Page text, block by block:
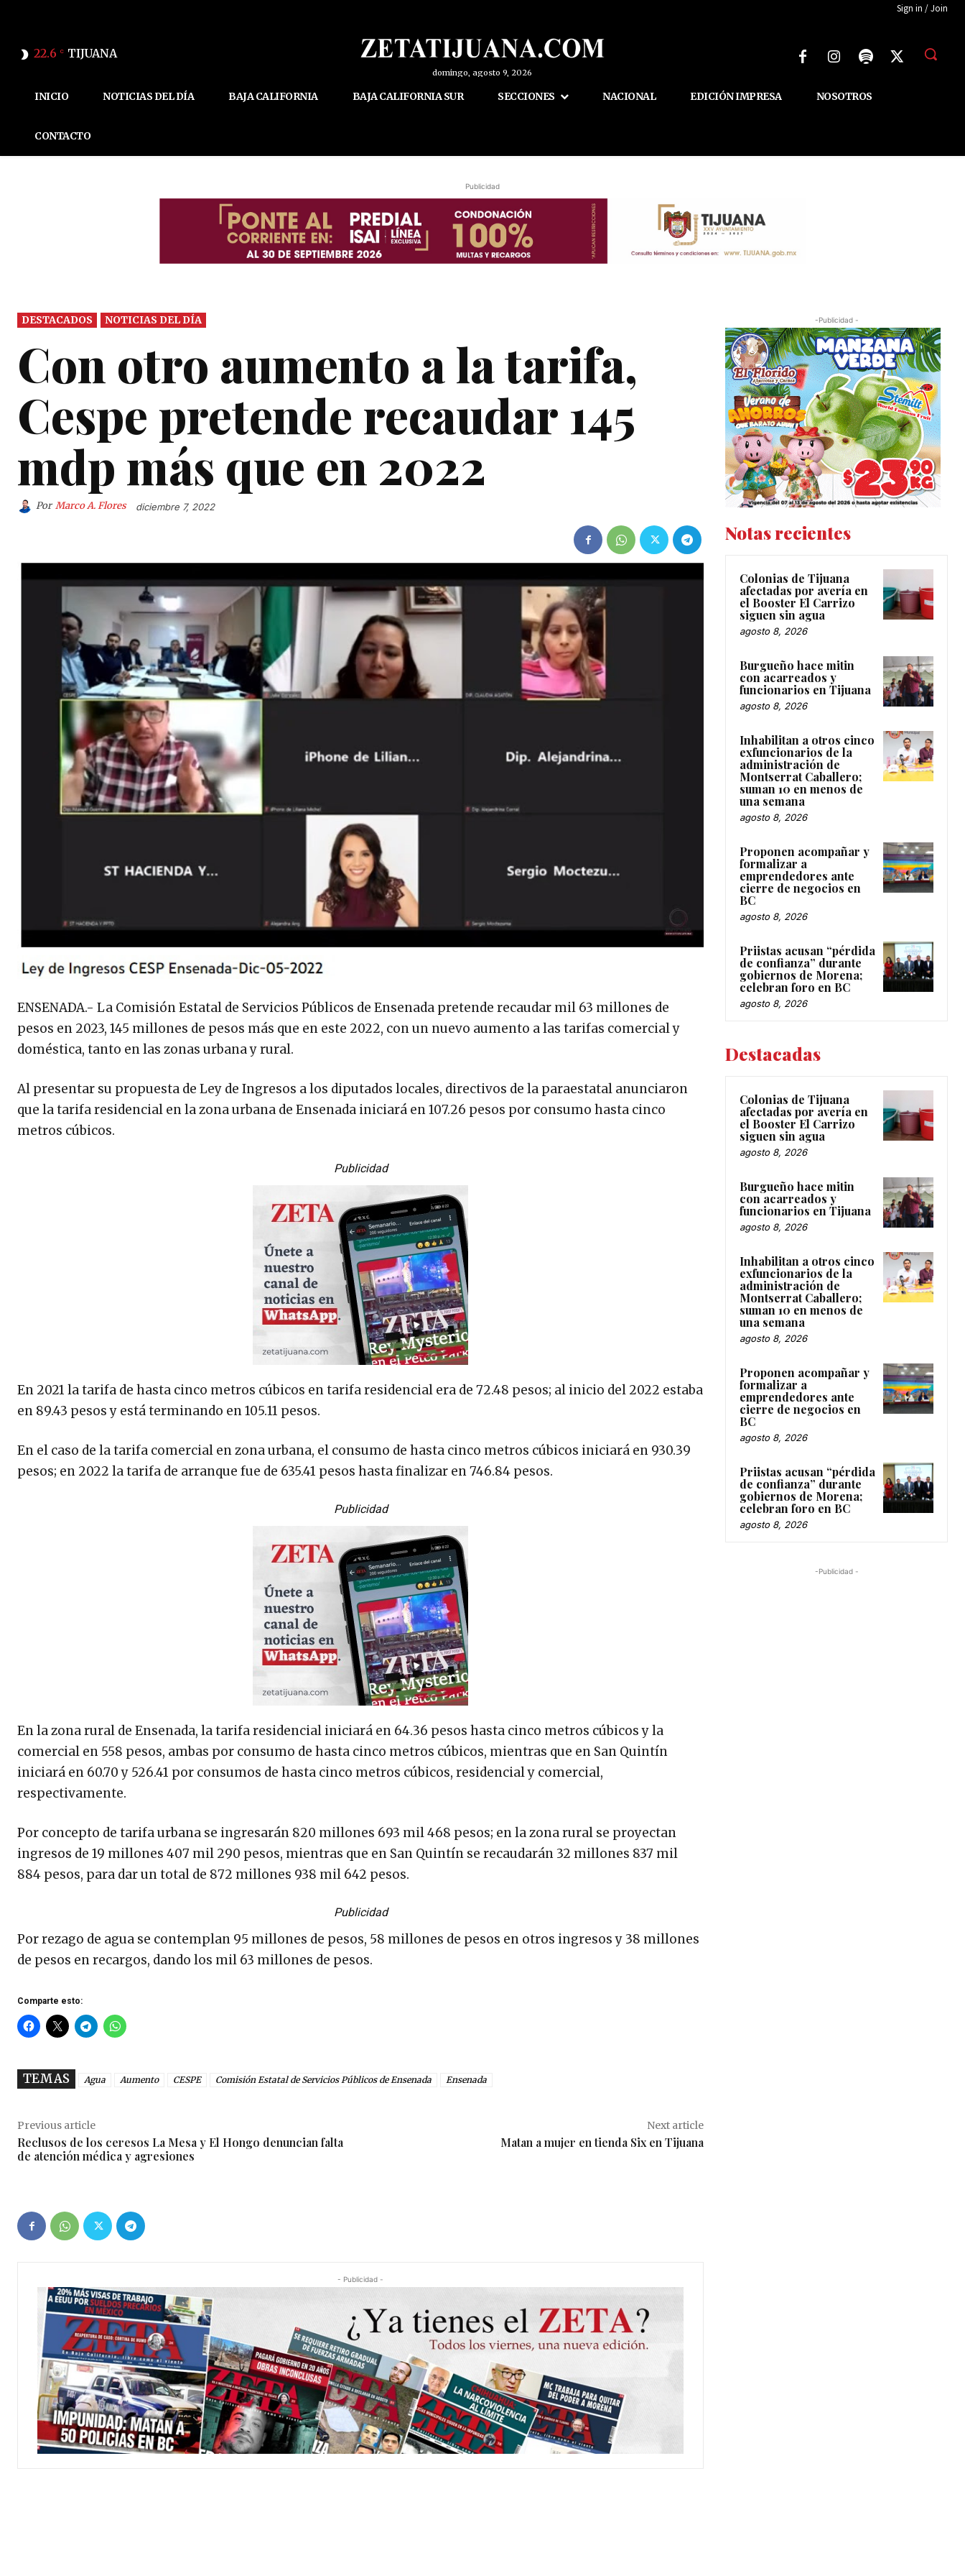
Sign in / Join
22.6 C TIJUANA
domingo, agosto 9, 2026
INICIO NOTICIAS DEL DÍA BAJA CALIFORNIA BAJA CALIFORNIA SUR SECCIONES NACIONAL EDICIÓN IMPRESA NOSOTROS
CONTACTO
Publicidad
DESTACADOS NOTICIAS DEL DÍA
Con otro aumento a la tarifa,
Cespe pretende recaudar 145
mdp más que en 2022
Por Marco A. Flores diciembre 7, 2022
ENSENADA.- La Comisión Estatal de Servicios Públicos de Ensenada pretende recaudar mil 63 millones de
pesos en 2023, 145 millones de pesos más que en este 2022, con un nuevo aumento a las tarifas comercial y
doméstica, tanto en las zonas urbana y rural.
Al presentar su propuesta de Ley de Ingresos a los diputados locales, directivos de la paraestatal anunciaron
que la tarifa residencial en la zona urbana de Ensenada iniciará en 107.26 pesos por consumo hasta cinco
metros cúbicos.
Publicidad
En 2021 la tarifa de hasta cinco metros cúbicos en tarifa residencial era de 72.48 pesos; al inicio del 2022 estaba
en 89.43 pesos y está terminando en 105.11 pesos.
En el caso de la tarifa comercial en zona urbana, el consumo de hasta cinco metros cúbicos iniciará en 930.39
pesos; en 2022 la tarifa de arranque fue de 635.41 pesos hasta finalizar en 746.84 pesos.
Publicidad
En la zona rural de Ensenada, la tarifa residencial iniciará en 64.36 pesos hasta cinco metros cúbicos y la
comercial en 558 pesos, ambas por consumo de hasta cinco metros cúbicos, mientras que en San Quintín
iniciará en 60.70 y 526.41 por consumos de hasta cinco metros cúbicos, residencial y comercial,
respectivamente.
Por concepto de tarifa urbana se ingresarán 820 millones 693 mil 468 pesos; en la zona rural se proyectan
ingresos de 19 millones 407 mil 290 pesos, mientras que en San Quintín se recaudarán 32 millones 837 mil
884 pesos, para dar un total de 872 millones 938 mil 642 pesos.
Publicidad
Por rezago de agua se contemplan 95 millones de pesos, 58 millones de pesos en otros ingresos y 38 millones
de pesos en recargos, dando los mil 63 millones de pesos.
Comparte esto:
TEMAS Agua Aumento CESPE Comisión Estatal de Servicios Públicos de Ensenada Ensenada
Previous article
Reclusos de los ceresos La Mesa y El Hongo denuncian falta
de atención médica y agresiones
Next article
Matan a mujer en tienda Six en Tijuana
- Publicidad -
-Publicidad -
Notas recientes
Colonias de Tijuana
afectadas por avería en
el Booster El Carrizo
siguen sin agua
agosto 8, 2026
Burgueño hace mitin
con acarreados y
funcionarios en Tijuana
agosto 8, 2026
Inhabilitan a otros cinco
exfuncionarios de la
administración de
Montserrat Caballero;
suman 10 en menos de
una semana
agosto 8, 2026
Proponen acompañar y
formalizar a
emprendedores ante
cierre de negocios en
BC
agosto 8, 2026
Priistas acusan “pérdida
de confianza” durante
gobiernos de Morena;
celebran foro en BC
agosto 8, 2026
Destacadas
Colonias de Tijuana
afectadas por avería en
el Booster El Carrizo
siguen sin agua
agosto 8, 2026
Burgueño hace mitin
con acarreados y
funcionarios en Tijuana
agosto 8, 2026
Inhabilitan a otros cinco
exfuncionarios de la
administración de
Montserrat Caballero;
suman 10 en menos de
una semana
agosto 8, 2026
Proponen acompañar y
formalizar a
emprendedores ante
cierre de negocios en
BC
agosto 8, 2026
Priistas acusan “pérdida
de confianza” durante
gobiernos de Morena;
celebran foro en BC
agosto 8, 2026
-Publicidad -